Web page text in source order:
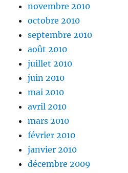
novembre 2010
octobre 2010
septembre 2010
août 2010
juillet 2010
juin 2010
mai 2010
avril 2010
mars 2010
février 2010
janvier 2010
décembre 2009